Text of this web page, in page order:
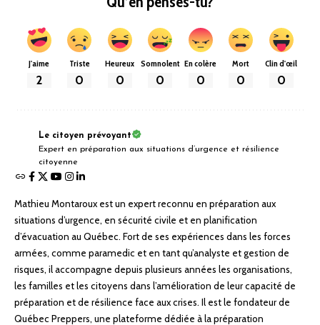
J'aime
2
Triste
0
Heureux
0
Somnolent
0
En colère
0
Mort
0
Clin d'œil
0
Le citoyen prévoyant
Expert en préparation aux situations d’urgence et résilience
citoyenne
Mathieu Montaroux est un expert reconnu en préparation aux
situations d’urgence, en sécurité civile et en planification
d’évacuation au Québec. Fort de ses expériences dans les forces
armées, comme paramedic et en tant qu’analyste et gestion de
risques, il accompagne depuis plusieurs années les organisations,
les familles et les citoyens dans l’amélioration de leur capacité de
préparation et de résilience face aux crises. Il est le fondateur de
Québec Preppers, une plateforme dédiée à la préparation